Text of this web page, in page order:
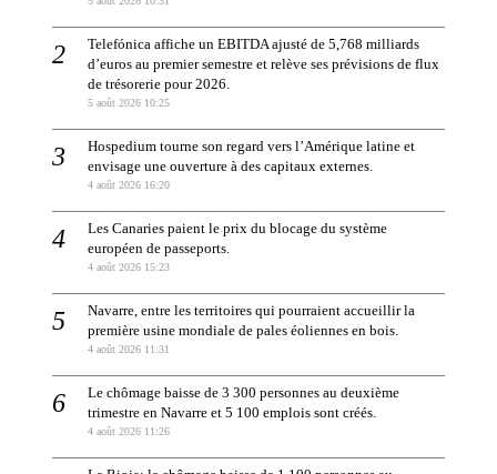
Telefónica affiche un EBITDA ajusté de 5,768 milliards
d’euros au premier semestre et relève ses prévisions de flux
de trésorerie pour 2026.
5 août 2026 10:25
Hospedium tourne son regard vers l’Amérique latine et
envisage une ouverture à des capitaux externes.
4 août 2026 16:20
Les Canaries paient le prix du blocage du système
européen de passeports.
4 août 2026 15:23
Navarre, entre les territoires qui pourraient accueillir la
première usine mondiale de pales éoliennes en bois.
4 août 2026 11:31
Le chômage baisse de 3 300 personnes au deuxième
trimestre en Navarre et 5 100 emplois sont créés.
4 août 2026 11:26